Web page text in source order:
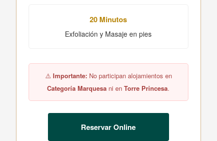
20 Minutos
Exfoliación y Masaje en pies
⚠️ Importante:No participan alojamientos en
Categoría Marquesa ni enTorre Princesa.
Reservar Online